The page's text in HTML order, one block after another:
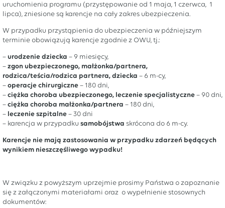
uruchomienia programu (przystępowanie od 1 maja, 1 czerwca, 1
lipca), zniesione są karencje na cały zakres ubezpieczenia.
W przypadku przystąpienia do ubezpieczenia w późniejszym
terminie obowiązują karencje zgodnie z OWU, tj.:
– urodzenie dziecka – 9 miesięcy,
– zgon ubezpieczonego, małżonka/partnera,
rodzica/teścia/rodzica partnera, dziecka – 6 m-cy,
– operacje chirurgiczne – 180 dni,
– ciężka choroba ubezpieczonego, leczenie specjalistyczne – 90 dni,
– ciężka choroba małżonka/partnera – 180 dni,
– leczenie szpitalne – 30 dni
– karencja w przypadku samobójstwa skrócona do 6 m-cy.
Karencje nie mają zastosowania w przypadku zdarzeń będących
wynikiem nieszczęśliwego wypadku!
W związku z powyższym uprzejmie prosimy Państwa o zapoznanie
się z załączonymi materiałami oraz o wypełnienie stosownych
dokumentów: